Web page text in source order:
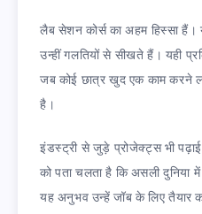
लैब सेशन कोर्स का अहम हिस्सा हैं।
उन्हीं गलतियों से सीखते हैं। यही
जब कोई छात्र खुद एक काम करने
है।
इंडस्ट्री से जुड़े प्रोजेक्ट्स भी
को पता चलता है कि असली दुनिया
यह अनुभव उन्हें जॉब के लिए